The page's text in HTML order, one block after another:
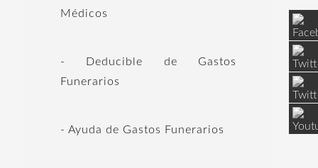
Médicos
- Deducible de Gastos
Funerarios
- Ayuda de Gastos Funerarios